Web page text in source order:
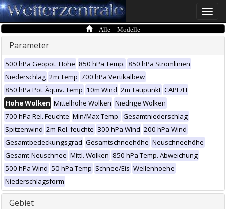
Toggle
Alle Modelle
Parameter
500 hPa Geopot. Höhe 850 hPa Temp. 850 hPa Stromlinien
Niederschlag 2m Temp 700 hPa Vertikalbew
850 hPa Pot. Äquiv. Temp 10m Wind 2m Taupunkt CAPE/LI
Hohe Wolken Mittelhohe Wolken Niedrige Wolken
700 hPa Rel. Feuchte Min/Max Temp. Gesamtniederschlag
Spitzenwind 2m Rel. feuchte 300 hPa Wind 200 hPa Wind
Gesamtbedeckungsgrad Gesamtschneehöhe Neuschneehöhe
Gesamt-Neuschnee Mittl. Wolken 850 hPa Temp. Abweichung
500 hPa Wind 50 hPa Temp Schnee/Eis Wellenhoehe
Niederschlagsform
Gebiet